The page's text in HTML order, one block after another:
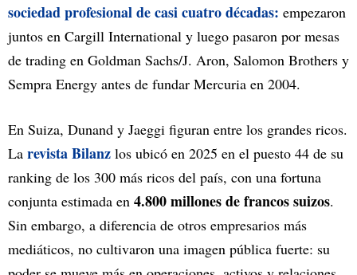
sociedad profesional de casi cuatro décadas: empezaron
juntos en Cargill International y luego pasaron por mesas
de trading en Goldman Sachs/J. Aron, Salomon Brothers y
Sempra Energy antes de fundar Mercuria en 2004.
En Suiza, Dunand y Jaeggi figuran entre los grandes ricos.
La revista Bilanz los ubicó en 2025 en el puesto 44 de su
ranking de los 300 más ricos del país, con una fortuna
conjunta estimada en 4.800 millones de francos suizos.
Sin embargo, a diferencia de otros empresarios más
mediáticos, no cultivaron una imagen pública fuerte: su